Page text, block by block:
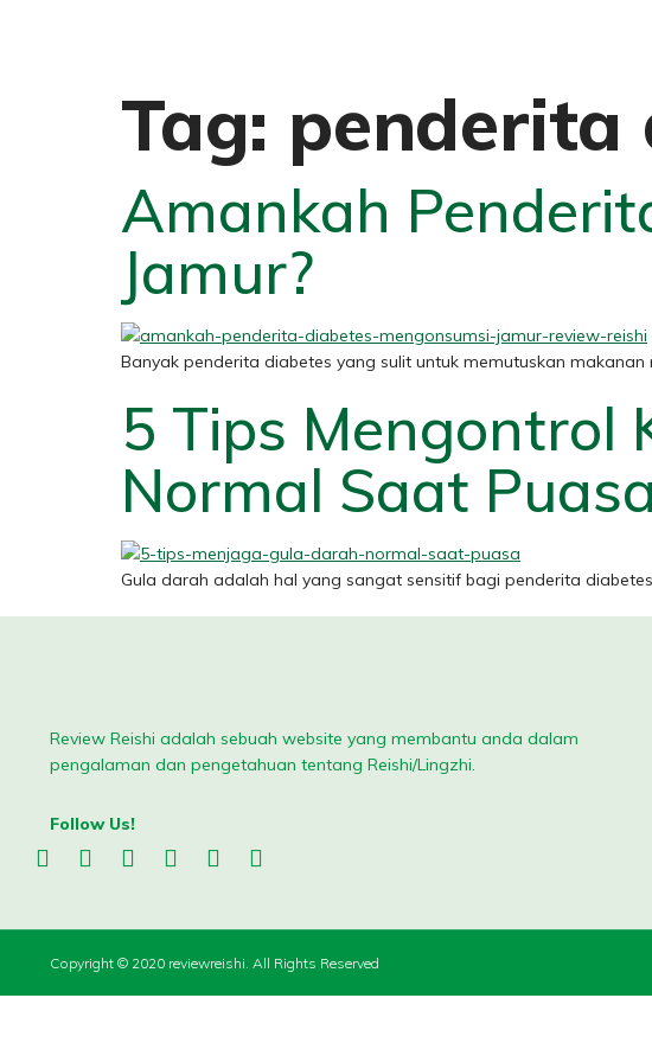
Tag: penderita
Amankah
Jamur?
Banyak penderita diabetes yang sulit untuk memutuskan
5 Tips Mengontrol
Normal Saat Puasa
Gula darah adalah hal yang sangat sensitif bagi penderita
Review Reishi adalah sebuah website yang membantu anda dalam
pengalaman dan pengetahuan tentang Reishi/Lingzhi.
Follow Us!
Copyright © 2020 reviewreishi. All Rights Reserved